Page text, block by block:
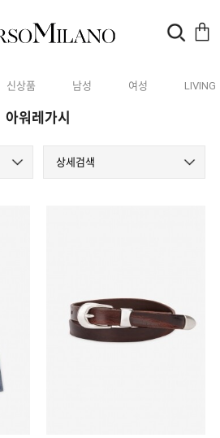
신상품 남성 여성 LIVING
아워레가시
상세검색